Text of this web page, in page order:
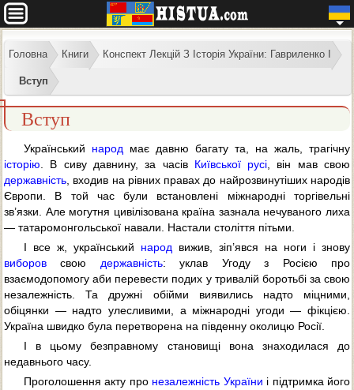
Головна Книги Конспект Лекцій З Історія України: Гавриленко І
Вступ
Вступ
Український народ має давню багату та, на жаль, трагічну
історію . В сиву давнину, за часів Київської русі , він мав свою
державність , входив на рівних правах до найрозвинутіших народів
Європи. В той час були встановлені міжнародні торгівельні
зв’язки. Але могутня цивілізована країна зазнала нечуваного лиха
— татаромонгольської навали. Настали століття пітьми.
I все ж, український народ вижив, зіп’явся на ноги і знову
виборов свою державність: уклав Угоду з Росією про
взаємодопомогу аби перевести подих у тривалій боротьбі за свою
незалежність. Та дружні обійми виявились надто міцними,
обіцянки — надто улесливими, а міжнародні угоди — фікцією.
Україна швидко була перетворена на південну околицю Росії.
I в цьому безправному становищі вона знаходилася до
недавнього часу.
Проголошення акту про незалежність України і підтримка його